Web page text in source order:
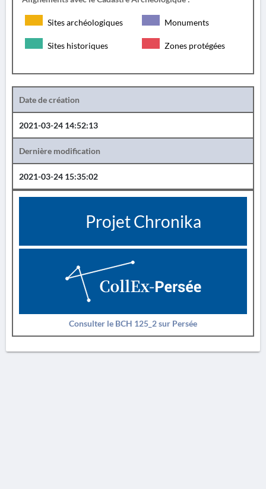
Sites archéologiques Monuments
Sites historiques Zones protégées
Date de création
2021-03-24 14:52:13
Dernière modification
2021-03-24 15:35:02
Projet Chronika
Consulter le BCH 125_2 sur Persée